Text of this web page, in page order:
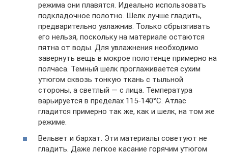
режима они плавятся. Идеально использовать
подкладочное полотно. Шелк лучше гладить,
предварительно увлажнив. Только сбрызгивать
его нельзя, поскольку на материале остаются
пятна от воды. Для увлажнения необходимо
завернуть вещь в мокрое полотенце примерно на
полчаса. Темный шелк проглаживается сухим
утюгом сквозь тонкую ткань с тыльной
стороны, а светлый — с лица. Температура
варьируется в пределах 115-140°С. Атлас
гладится примерно так же, как и шелк, на том же
режиме.
Вельвет и бархат. Эти материалы советуют не
гладить. Даже легкое касание горячим утюгом